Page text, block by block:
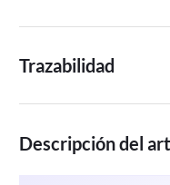
Trazabilidad
Descripción del